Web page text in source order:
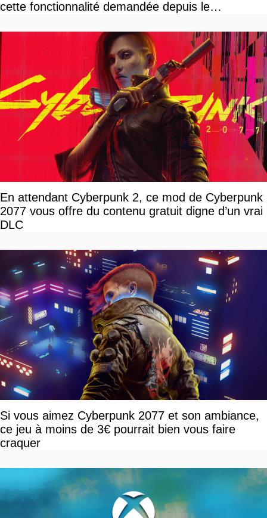
cette fonctionnalité demandée depuis le
En attendant Cyberpunk 2, ce mod de Cyberpunk
2077 vous offre du contenu gratuit digne d’un vrai
DLC
Si vous aimez Cyberpunk 2077 et son ambiance,
ce jeu à moins de 3€ pourrait bien vous faire
craquer